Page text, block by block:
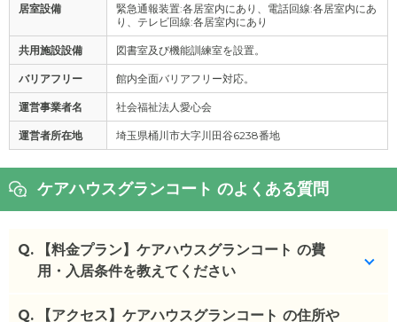
居室設備
緊急通報装置:各居室内にあり、電話回線:各居室内にあ
り、テレビ回線:各居室内にあり
共用施設設備 図書室及び機能訓練室を設置。
バリアフリー 館内全面バリアフリー対応。
運営事業者名 社会福祉法人愛心会
運営者所在地 埼玉県桶川市大字川田谷6238番地
ケアハウスグランコート のよくある質問
Q.
【料金プラン】ケアハウスグランコート の費
用・入居条件を教えてください
ケアハウスグランコートの入居金・月額料金は次の
Q.
【アクセス】ケアハウスグランコート の住所や